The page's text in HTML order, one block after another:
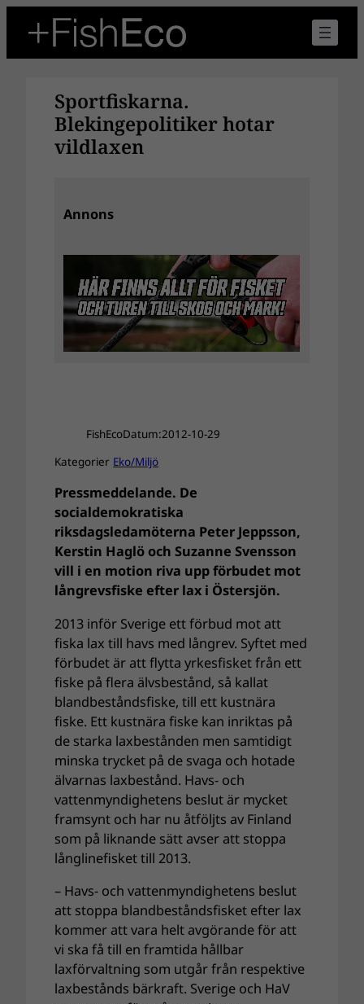
innehåll
Sportfiskarna.
Blekingepolitiker hotar
vildlaxen
Annons
FishEcoDatum:2012-10-29
Kategorier Eko/Miljö
Pressmeddelande. De
socialdemokratiska
riksdagsledamöterna Peter Jeppsson,
Kerstin Haglö och Suzanne Svensson
vill i en motion riva upp förbudet mot
långrevsfiske efter lax i Östersjön.
2013 inför Sverige ett förbud mot att
fiska lax till havs med långrev. Syftet med
förbudet är att flytta yrkesfisket från ett
fiske på flera älvsbestånd, så kallat
blandbeståndsfiske, till ett kustnära
fiske. Ett kustnära fiske kan inriktas på
de starka laxbestånden men samtidigt
minska trycket på de svaga och hotade
älvarnas laxbestånd. Havs- och
vattenmyndighetens beslut är mycket
framsynt och har nu åtföljts av Finland
som på liknande sätt avser att stoppa
långlinefisket till 2013.
– Havs- och vattenmyndighetens beslut
att stoppa blandbeståndsfisket efter lax
kommer att vara helt avgörande för att
vi ska få till en framtida hållbar
laxförvaltning som utgår från respektive
laxbestånds bärkraft. Sverige och HaV